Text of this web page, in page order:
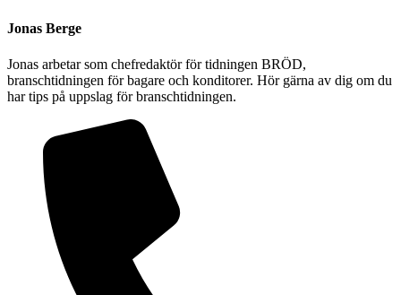
Jonas Berge
Jonas arbetar som chefredaktör för tidningen BRÖD,
branschtidningen för bagare och konditorer. Hör gärna av dig om du
har tips på uppslag för branschtidningen.